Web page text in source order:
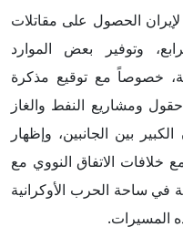
الحصول على مقاتلات
وتوفير بعض الموارد
خصوصاً مع توقيع مذكرة
لتطوير حقول ومشاريع النفط والغاز
بين الجانبين، وإظهار
مع خلافات الاتفاق النووي مع
في ساحة الحرب الأوكرانية
المسيرات.